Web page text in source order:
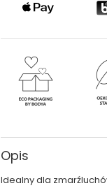
Opis
Idealny dla